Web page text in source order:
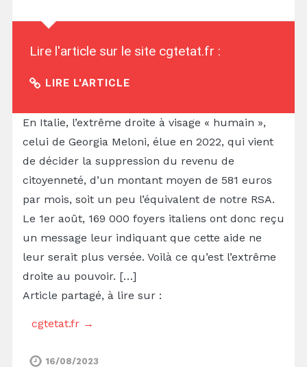
Lire l'article sur le site cgtetat.fr :
LIRE L'ARTICLE
En Italie, l’extrême droite à visage « humain »,
celui de Georgia Meloni, élue en 2022, qui vient
de décider la suppression du revenu de
citoyenneté, d’un montant moyen de 581 euros
par mois, soit un peu l’équivalent de notre RSA.
Le 1er août, 169 000 foyers italiens ont donc reçu
un message leur indiquant que cette aide ne
leur serait plus versée. Voilà ce qu’est l’extrême
droite au pouvoir. […]
Article partagé, à lire sur :
cgtetat.fr →
16/08/2023